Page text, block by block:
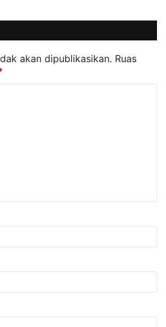
akan dipublikasikan. Ruas